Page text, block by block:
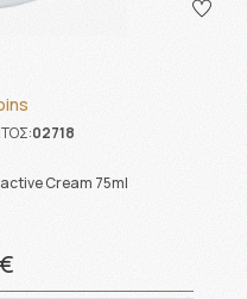
02718
Cream 75ml